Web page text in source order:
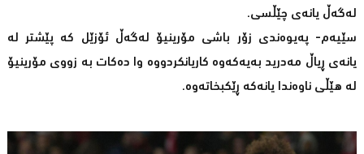
لەگەڵ یانەی چێڵسی.
سێیەم- پەیوەندی زۆر باشی مۆرینیۆ لەگەڵ ئۆزێل کە پێشتر لە
یانەی ڕیاڵ مەدرید بەیەکەوە کاریانکردووە وا دەکات بە زووی مۆرینیۆ
لە هێڵی ناوەندا یانەکە ڕێکبخاتەوە.